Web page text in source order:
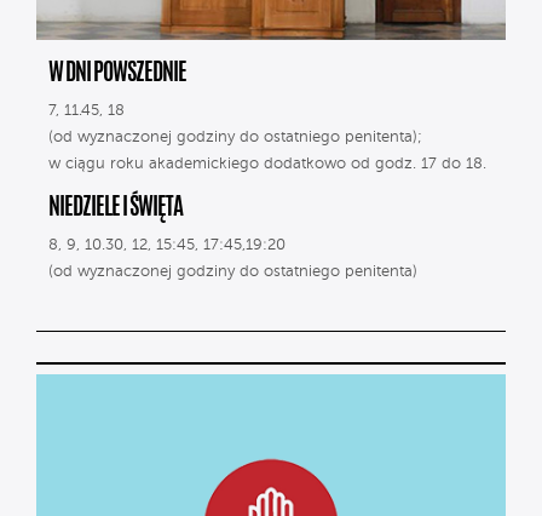
W DNI POWSZEDNIE
7, 11.45, 18
(od wyznaczonej godziny do ostatniego penitenta);
w ciągu roku akademickiego dodatkowo od godz. 17 do 18.
NIEDZIELE I ŚWIĘTA
8, 9, 10.30, 12, 15:45, 17:45,19:20
(od wyznaczonej godziny do ostatniego penitenta)